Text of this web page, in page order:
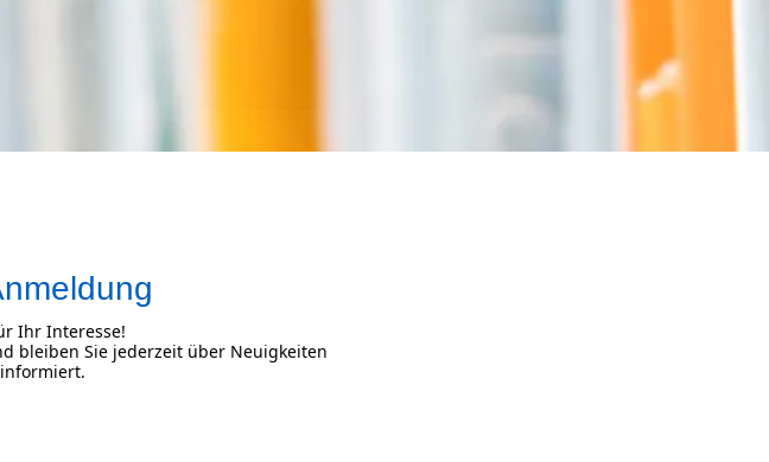
Ihr Interesse!
bleiben Sie jederzeit über Neuigkeiten